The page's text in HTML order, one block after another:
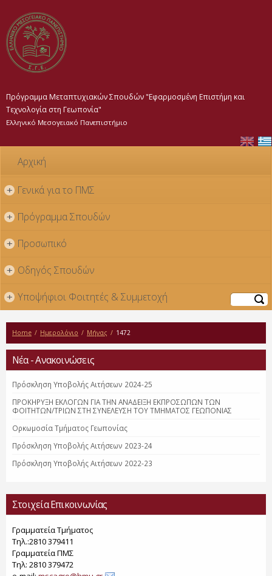
Πρόγραμμα Μεταπτυχιακών Σπουδών "Εφαρμοσμένη Επιστήμη και
Τεχνολογία στη Γεωπονία"
Ελληνικό Μεσογειακό Πανεπιστήμιο
Αρχική
+ Γενικά για το ΠΜΣ
+ Πρόγραμμα Σπουδών
+ Προσωπικό
+ Οδηγός Σπουδών
+ Υποψήφιοι Φοιτητές & Συμμετοχή Αναζήτηση
Home / Ημερολόγιο / Μήνας / 1472
Νέα - Ανακοινώσεις
Πρόσκληση Υποβολής Αιτήσεων 2024-25
ΠΡΟΚΗΡΥΞΗ ΕΚΛΟΓΩΝ ΓΙΑ ΤΗΝ ΑΝΑΔΕΙΞΗ ΕΚΠΡΟΣΩΠΩΝ ΤΩΝ
ΦΟΙΤΗΤΩΝ/ΤΡΙΩΝ ΣΤΗ ΣΥΝΕΛΕΥΣΗ ΤΟΥ ΤΜΗΜΑΤΟΣ ΓΕΩΠΟΝΙΑΣ
Ορκωμοσία Τμήματος Γεωπονίας
Πρόσκληση Υποβολής Αιτήσεων 2023-24
Πρόσκληση Υποβολής Αιτήσεων 2022-23
Στοιχεία Επικοινωνίας
Γραμματεία Τμήματος
Τηλ.:2810 379411
Γραμματεία ΠΜΣ
Τηλ: 2810 379472